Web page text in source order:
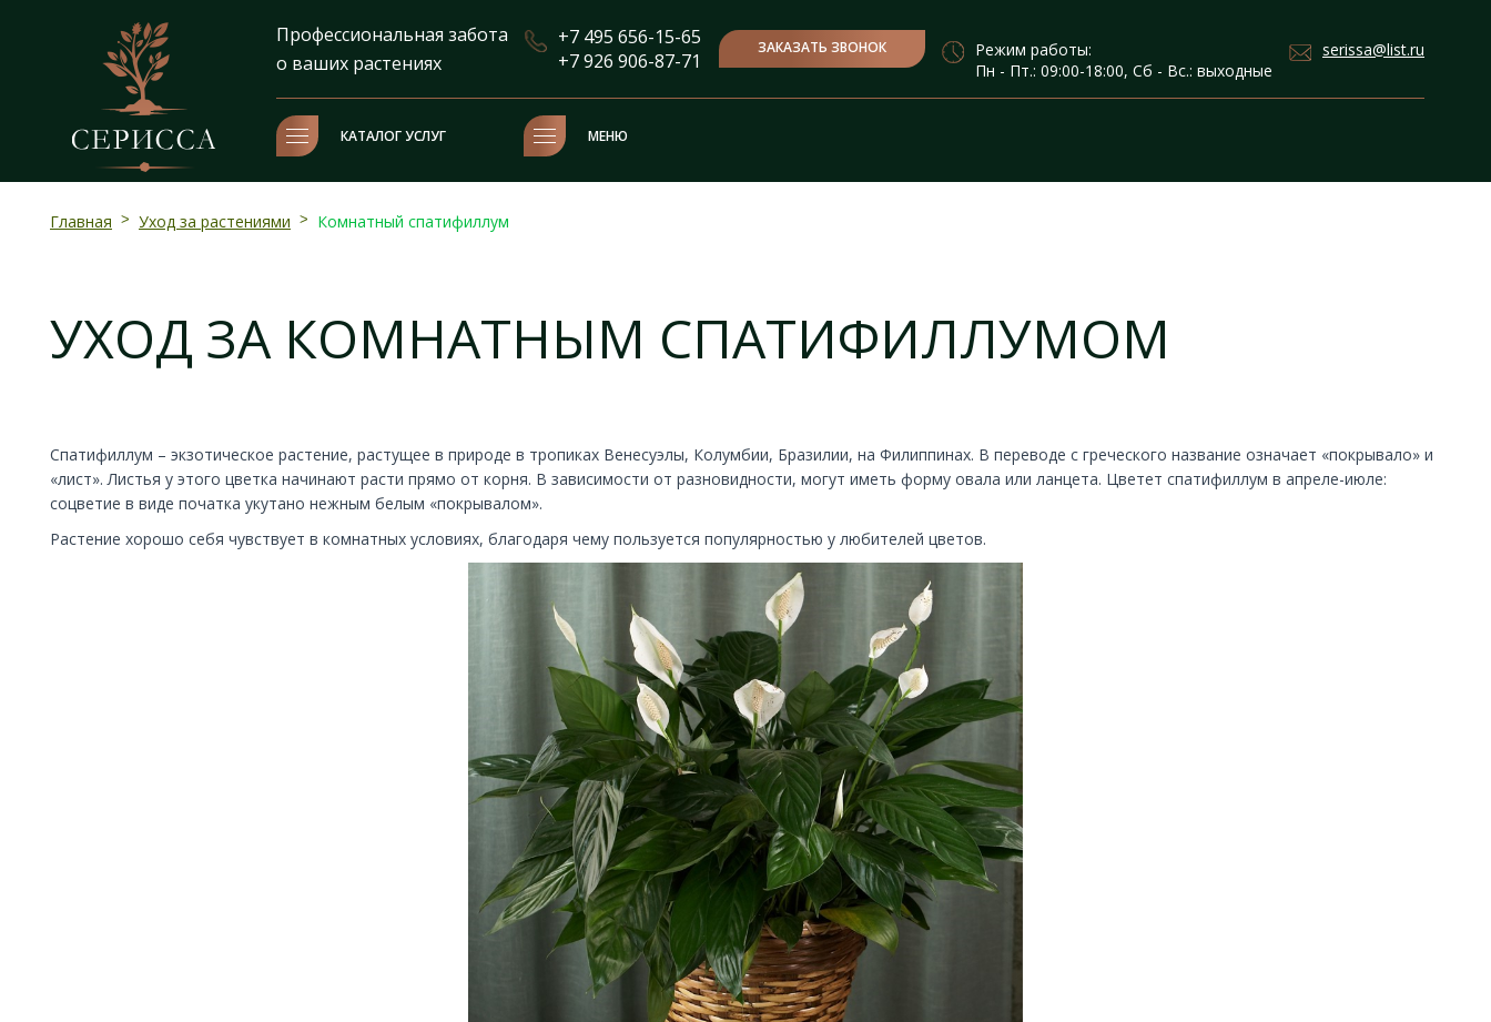
Профессиональная забота
о ваших растениях
+7 495 656-15-65
+7 926 906-87-71
ЗАКАЗАТЬ ЗВОНОК
Режим работы:
Пн - Пт.: 09:00-18:00, Сб - Вс.: выходные
serissa@list.ru
КАТАЛОГ УСЛУГ МЕНЮ
Главная > Уход за растениями > Комнатный спатифиллум
УХОД ЗА КОМНАТНЫМ СПАТИФИЛЛУМОМ
Спатифиллум – экзотическое растение, растущее в природе в тропиках Венесуэлы, Колумбии, Бразилии, на Филиппинах. В переводе с греческого название означает «покрывало» и
«лист». Листья у этого цветка начинают расти прямо от корня. В зависимости от разновидности, могут иметь форму овала или ланцета. Цветет спатифиллум в апреле-июле:
соцветие в виде початка укутано нежным белым «покрывалом».
Растение хорошо себя чувствует в комнатных условиях, благодаря чему пользуется популярностью у любителей цветов.